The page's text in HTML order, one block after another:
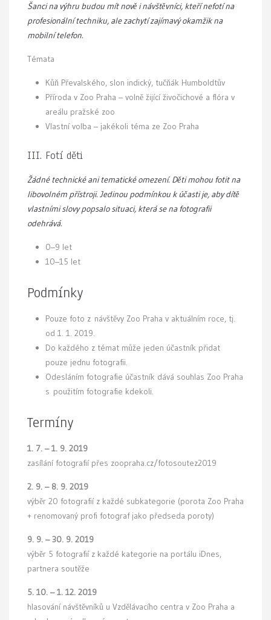
Šanci na výhru budou mít nově i návštěvníci, kteří nefotí na
profesionální techniku, ale zachytí zajímavý okamžik na
mobilní telefon.
Témata
Kůň Převalského, slon indický, tučňák Humboldtův
Příroda v Zoo Praha – volně žijící živočichové a flóra v
areálu pražské zoo
Vlastní volba – jakékoli téma ze Zoo Praha
III. Fotí děti
Žádné technické ani tematické omezení. Děti mohou fotit na
libovolném přístroji. Jedinou podmínkou k účasti je, aby dítě
vlastními slovy popsalo situaci, která se na fotografii
odehrává.
0–9 let
10–15 let
Podmínky
Pouze foto z návštěvy Zoo Praha v aktuálním roce, tj.
od 1. 1. 2019.
Do každého z témat může jeden účastník přidat
pouze jednu fotografii.
Odesláním fotografie účastník dává souhlas Zoo Praha
s použitím fotografie kdekoli.
Termíny
1. 7. – 1. 9. 2019
zasílání fotografií přes zoopraha.cz/fotosoutez2019
2. 9. – 8. 9. 2019
výběr 20 fotografií z každé subkategorie (porota Zoo Praha
+ renomovaný profi fotograf jako předseda poroty)
9. 9. – 30. 9. 2019
výběr 5 fotografií z každé kategorie na portálu iDnes,
partnera soutěže
5. 10. – 1. 12. 2019
hlasování návštěvníků u Vzdělávacího centra v Zoo Praha a